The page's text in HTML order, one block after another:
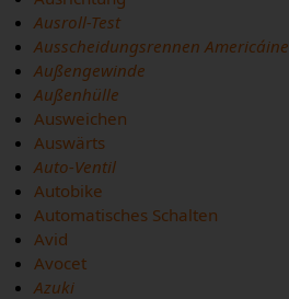
Ausroll-Test
Ausscheidungsrennen Americáine
Außengewinde
Außenhülle
Ausweichen
Auswärts
Auto-Ventil
Autobike
Automatisches Schalten
Avid
Avocet
Azuki